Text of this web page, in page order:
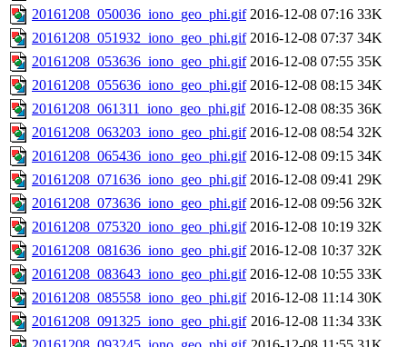
20161208_050036_iono_geo_phi.gif 2016-12-08 07:16 33K
20161208_051932_iono_geo_phi.gif 2016-12-08 07:37 34K
20161208_053636_iono_geo_phi.gif 2016-12-08 07:55 35K
20161208_055636_iono_geo_phi.gif 2016-12-08 08:15 34K
20161208_061311_iono_geo_phi.gif 2016-12-08 08:35 36K
20161208_063203_iono_geo_phi.gif 2016-12-08 08:54 32K
20161208_065436_iono_geo_phi.gif 2016-12-08 09:15 34K
20161208_071636_iono_geo_phi.gif 2016-12-08 09:41 29K
20161208_073636_iono_geo_phi.gif 2016-12-08 09:56 32K
20161208_075320_iono_geo_phi.gif 2016-12-08 10:19 32K
20161208_081636_iono_geo_phi.gif 2016-12-08 10:37 32K
20161208_083643_iono_geo_phi.gif 2016-12-08 10:55 33K
20161208_085558_iono_geo_phi.gif 2016-12-08 11:14 30K
20161208_091325_iono_geo_phi.gif 2016-12-08 11:34 33K